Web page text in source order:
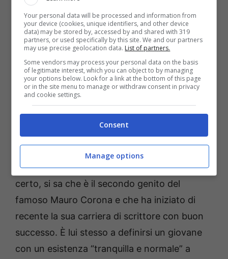
Mauro Corona solonotizie
Mauro Corona: padre
orgoglioso dei suoi figli
Di Matteo Corona sappiamo ancora poco. Di
certo, si sa che è il secondo genito del
famoso Mauro Corona e che ha iniziato di
recente la sua carriera di scrittore con buon
successo. È lui stesso a definirsi un giovane
con un esistenza “tranquilla e normale” a
Your personal data will be processed and information from
your device (cookies, unique identifiers, and other device
data) may be stored by, accessed by and shared with 319
partners, or used specifically by this site. We and our partners
may use precise geolocation data. List of partners.
Some vendors may process your personal data on the basis
of legitimate interest, which you can object to by managing
your options below. Look for a link at the bottom of this page
or in the site menu to manage or withdraw consent in privacy
and cookie settings.
Consent
Manage options